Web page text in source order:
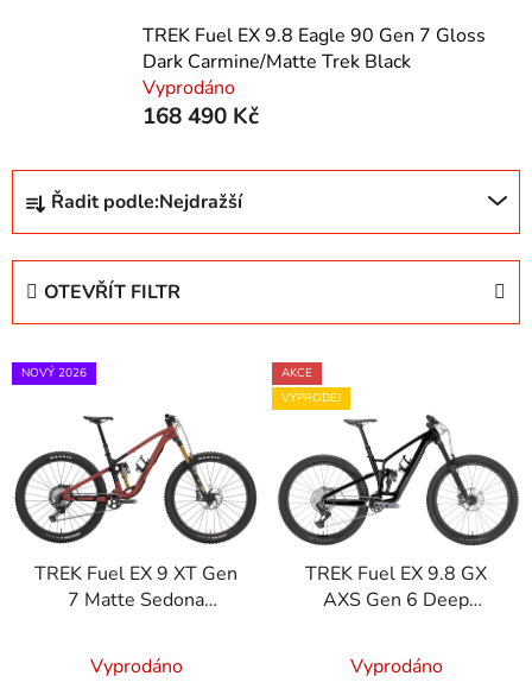
TREK Fuel EX 9.8 Eagle 90 Gen 7 Gloss
Dark Carmine/Matte Trek Black
Vyprodáno
168 490 Kč
Ř
z
p
d
u
k
Řadit podle:Nejdražší
OTEVŘÍT FILTR
V
ý
s
p
NOVÝ 2026
TREK Fuel EX 9 XT Gen
7 Matte Sedona
Splatter
Vyprodáno
AKCE
VÝPRODEJ
TREK Fuel EX 9.8 GX
AXS Gen 6 Deep
Vyprodáno